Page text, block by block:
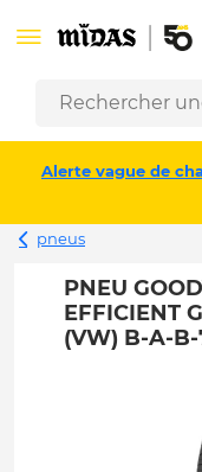
Alerte vague de
pneus
PNEU
EFFICIENT
(VW) B-A-B-